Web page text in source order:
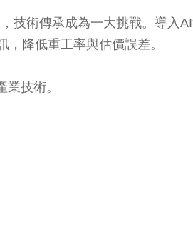
技術傳承成為一大挑戰。導入
降低重工率與估價誤差。
技術。